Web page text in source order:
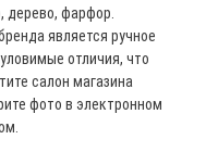
дерево, фарфор.
является ручное
отличия, что
салон магазина
фото в электронном